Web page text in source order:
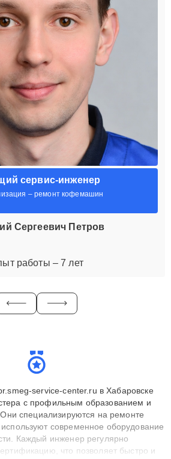
сервис-инженер
– ремонт кофемашин
Сергеевич Петров
работы – 7 лет
service-center.ru в Хабаровске
с профильным образованием и
специализируются на ремонте
современное оборудование
Каждый инженер регулярно
что позволяет быстро и